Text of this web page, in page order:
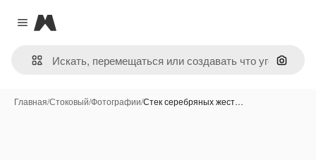
Close menu
Magnific
Поиск
Главная/Стоковый/Фотографии/Стек серебряных жест…